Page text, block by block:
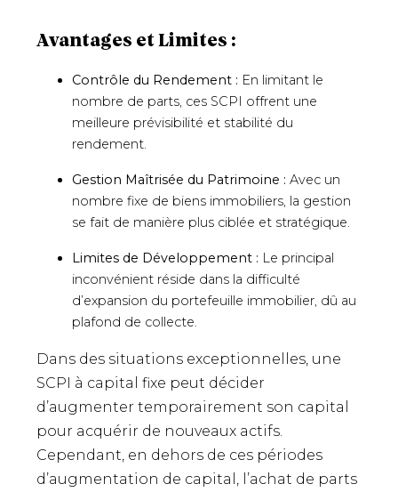
Avantages et Limites :
Contrôle du Rendement : En limitant le
nombre de parts, ces SCPI offrent une
meilleure prévisibilité et stabilité du
rendement.
Gestion Maîtrisée du Patrimoine : Avec un
nombre fixe de biens immobiliers, la gestion
se fait de manière plus ciblée et stratégique.
Limites de Développement : Le principal
inconvénient réside dans la difficulté
d’expansion du portefeuille immobilier, dû au
plafond de collecte.
Dans des situations exceptionnelles, une
SCPI à capital fixe peut décider
d’augmenter temporairement son capital
pour acquérir de nouveaux actifs.
Cependant, en dehors de ces périodes
d’augmentation de capital, l’achat de parts